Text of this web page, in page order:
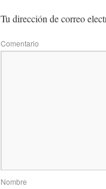
Tu dirección de correo